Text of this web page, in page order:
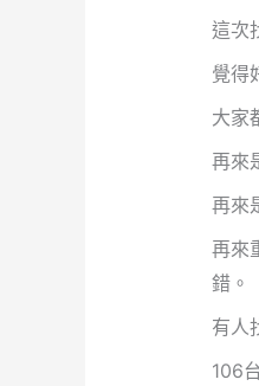
這次
覺得
大家
再來
再來
再來
錯。
有人
106